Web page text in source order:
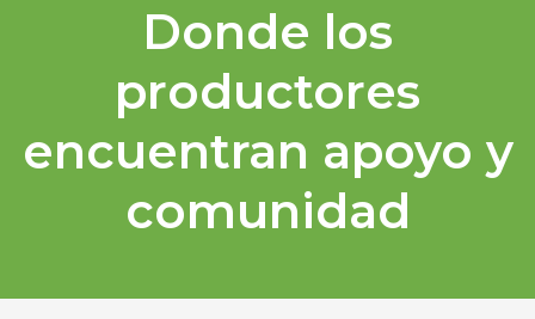
Donde los
productores
encuentran apoyo y
comunidad